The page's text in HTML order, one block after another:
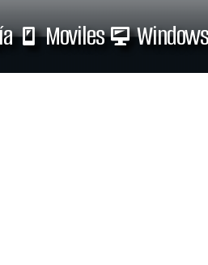
Moviles Windows